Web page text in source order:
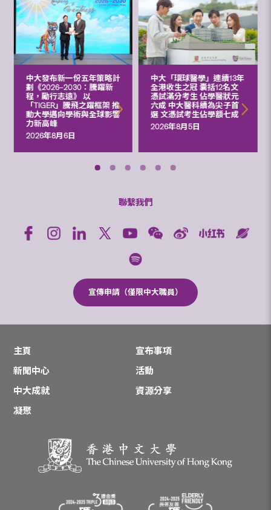
中大發布新一份五年策略計
劃《2026‒2030：騰躍新
程，勵行志遠》 以
「TIGER」騰飛之躍框架 推
動大學邁向學術與全球影響
力新高峰
2026年8月6日
中大「環球醫學」連續13年
全港收生之冠 囊括12名文
憑試滿分考生 佔學醫狀元
六成 中大醫科續為尖子首
選 文憑試考生佔學額七成
2026年8月5日
聯繫我們
宣傳申請（僅限中大職員）
主頁
宣布事項
新聞中心
活動
中大成就
資源分享
凝聚